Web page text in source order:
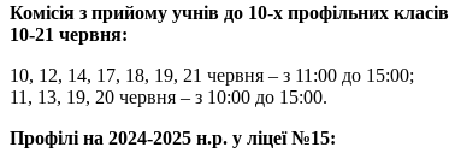
Комісія з прийому учнів до 10-х профільних
10-21 червня:
10, 12, 14, 17, 18, 19, 21 червня – з 11:00 до 15:00;
11, 13, 19, 20 червня – з 10:00 до 15:00.
Профілі на 2024-2025 н.р. у ліцеї №15: